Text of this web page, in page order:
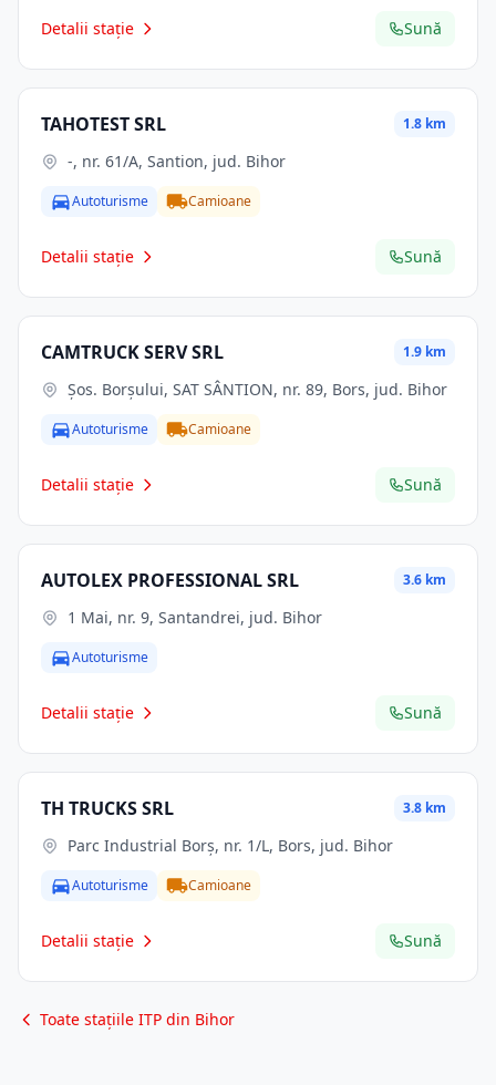
Detalii stație Sună
TAHOTEST SRL 1.8 km
-, nr. 61/A, Santion, jud. Bihor
Autoturisme Camioane
Detalii stație Sună
CAMTRUCK SERV SRL 1.9 km
Şos. Borşului, SAT SÂNTION, nr. 89, Bors, jud. Bihor
Autoturisme Camioane
Detalii stație Sună
AUTOLEX PROFESSIONAL SRL 3.6 km
1 Mai, nr. 9, Santandrei, jud. Bihor
Autoturisme
Detalii stație Sună
TH TRUCKS SRL 3.8 km
Parc Industrial Borş, nr. 1/L, Bors, jud. Bihor
Autoturisme Camioane
Detalii stație Sună
Toate stațiile ITP din Bihor